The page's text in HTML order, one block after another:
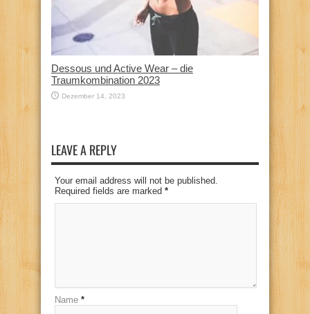
Dessous und Active Wear – die
Traumkombination 2023
Dezember 14, 2023
LEAVE A REPLY
Your email address will not be published.
Required fields are marked *
Name *